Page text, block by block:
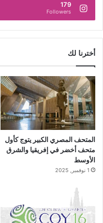
179
Followers
أخترنا لك
المتحف المصري الكبير يتوج كأول
متحف أخضر في إفريقيا والشرق
الأوسط
1 نوفمبر, 2025